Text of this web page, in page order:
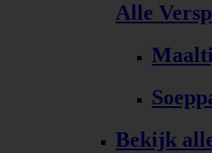
Alle
Bekijk